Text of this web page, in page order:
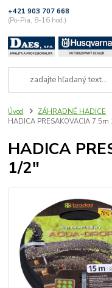
+421 903 707 668
(Po-Pia, 8-16 hod.)
Úvod ZÁHRADNÉ HADICE
HADICA PRESAKOVACIA 7.5m
HADICA
1/2"